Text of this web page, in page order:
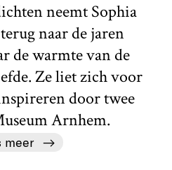
neemt Sophia
naar de jaren
de warmte van de
Ze liet zich voor
door twee
Arnhem.
meer